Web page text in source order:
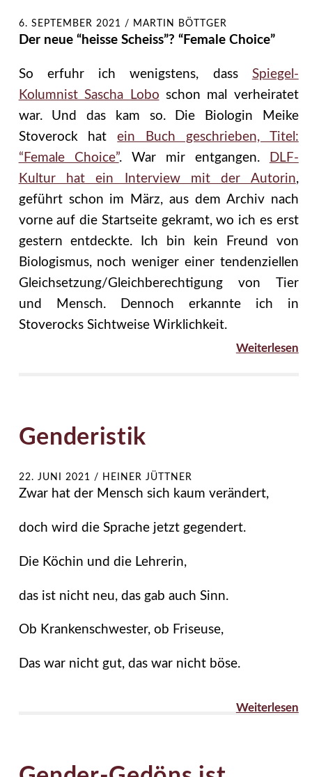
6. SEPTEMBER 2021 / MARTIN BÖTTGER
Der neue “heisse Scheiss”? “Female Choice”
So erfuhr ich wenigstens, dass Spiegel-
Kolumnist Sascha Lobo schon mal verheiratet
war. Und das kam so. Die Biologin Meike
Stoverock hatein Buch geschrieben, Titel:
“Female Choice”. War mir entgangen.
DLF-
Kultur hat ein Interview mit der Autorin,
geführt schon im März, aus dem Archiv nach
vorne auf die Startseite gekramt, wo ich es erst
gestern entdeckte. Ich bin kein Freund von
Biologismus, noch weniger einer tendenziellen
Gleichsetzung/Gleichberechtigung von Tier
und Mensch. Dennoch erkannte ich in
Stoverocks Sichtweise Wirklichkeit.
Weiterlesen
Genderistik
22. JUNI 2021 / HEINER JÜTTNER
Zwar hat der Mensch sich kaum verändert,
doch wird die Sprache jetzt gegendert.
Die Köchin und die Lehrerin,
das ist nicht neu, das gab auch Sinn.
Ob Krankenschwester, ob Friseuse,
Das war nicht gut, das war nicht böse.
Weiterlesen